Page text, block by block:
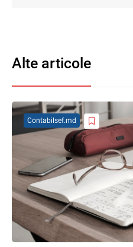
Se propune
Proiectul de
Codul fiscal:
persoanelor
07.08.2026
Garanția
mediului la
minerale
04.08.2026
Alte articole
Contabilsef.md